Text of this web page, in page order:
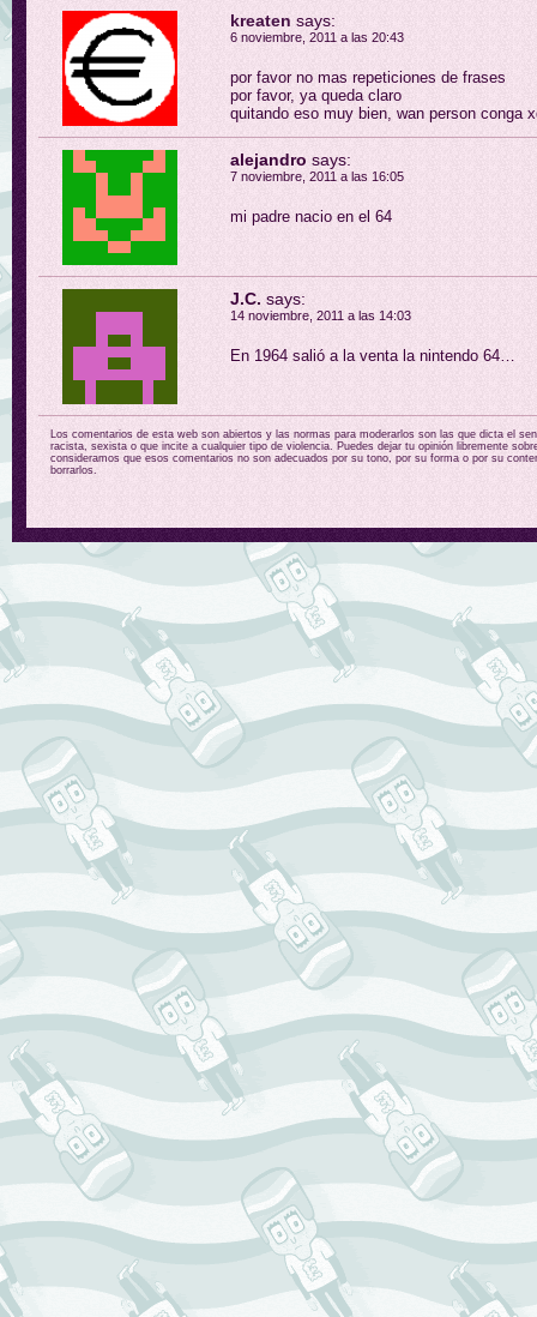
kreaten says:
6 noviembre, 2011 a las 20:43
por favor no mas repeticiones de frases
por favor, ya queda claro
quitando eso muy bien, wan person conga
alejandro says:
7 noviembre, 2011 a las 16:05
mi padre nacio en el 64
J.C. says:
14 noviembre, 2011 a las 14:03
En 1964 salió a la venta la nintendo 64…
Los comentarios de esta web son abiertos y las normas para moderarlos son las que dicta el
racista, sexista o que incite a cualquier tipo de violencia. Puedes dejar tu opinión libremente
consideramos que esos comentarios no son adecuados por su tono, por su forma o por su
borrarlos.